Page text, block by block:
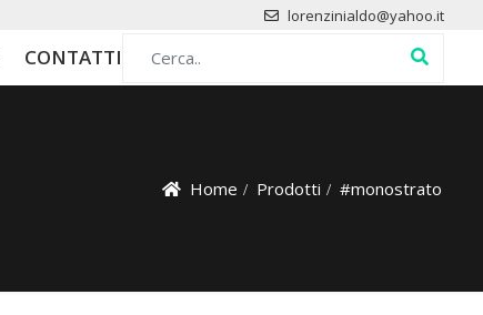
lorenzinialdo@yahoo.it
CONTATTI
Home Prodotti #monostrato